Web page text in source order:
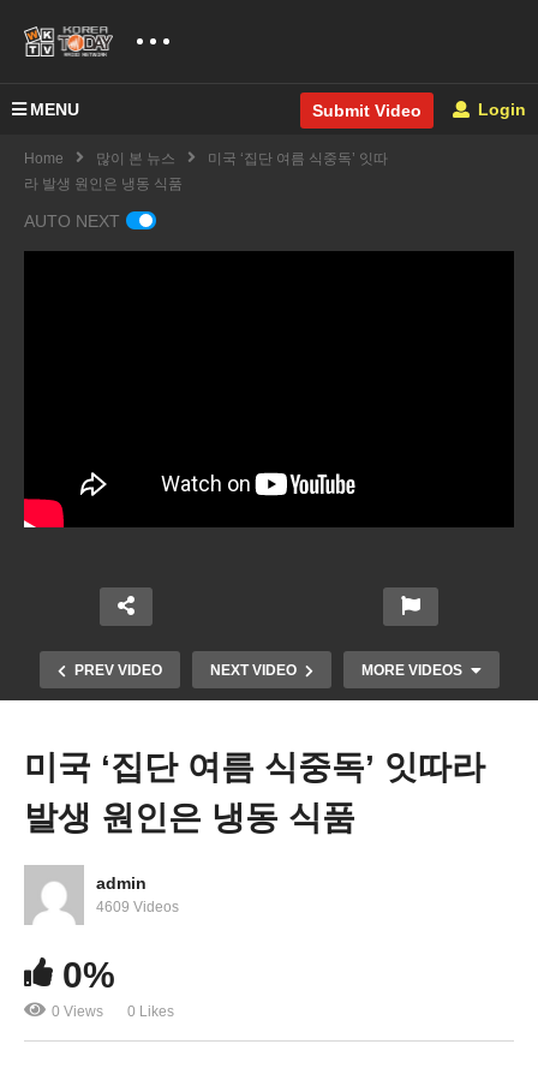
MENU Submit Video Login
Home 많이 본 뉴스
미국 ‘집단 여름 식중독’ 잇따
라 발생 원인은 냉동 식품
AUTO NEXT
PREV VIDEO NEXT VIDEO MORE VIDEOS
대치
미국 ‘집단 여름 식중독’ 잇따라
발생 원인은 냉동 식품
admin
4609 Videos
0%
0 Views 0 Likes